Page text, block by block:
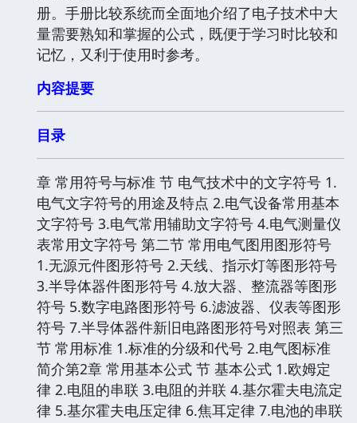
册。手册比较系统而全面地介绍了电子技术中大
量需要熟知和掌握的公式，既便于学习时比较和
记忆，又利于使用时参考。
内容提要
目录
章 常用符号与标准 节 电气技术中的文字符号 1.
电气文字符号的用途及特点 2.电气设备常用基本
文字符号 3.电气常用辅助文字符号 4.电气测量仪
表常用文字符号 第二节 常用电气图用图形符号
1.无源元件图形符号 2.天线、指示灯等图形符号
3.半导体器件图形符号 4.放大器、整流器等图形
符号 5.数字电路图形符号 6.滤波器、仪表等图形
符号 7.半导体器件新旧电路图形符号对照表 第三
节 常用标准 1.标准的分级和代号 2.电气图标准
简介第2章 常用基本公式 节 基本公式 1.欧姆定
律 2.电阻的串联 3.电阻的并联 4.基尔霍夫电流定
律 5.基尔霍夫电压定律 6.焦耳定律 7.电池的串联